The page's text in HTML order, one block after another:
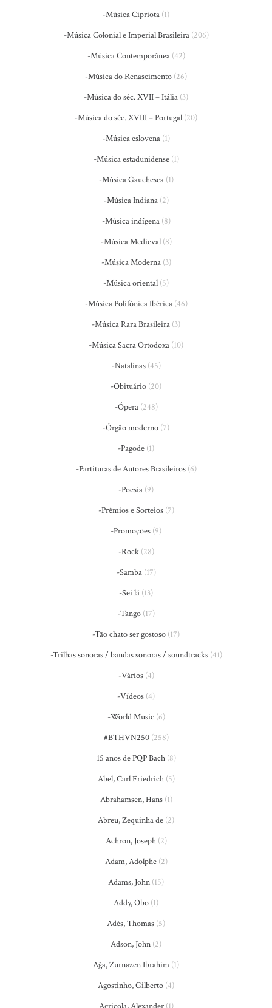
-Música Cipriota (1)
-Música Colonial e Imperial Brasileira(206)
-Música Contemporânea(42)
-Música do Renascimento (26)
-Música do séc. XVII – Itália (3)
-Música do séc. XVIII – Portugal (20)
-Música eslovena(1)
-Música estadunidense(1)
-Música Gauchesca(1)
-Música Indiana(2)
-Música indígena(8)
-Música Medieval(8)
-Música Moderna(3)
-Música oriental (5)
-Música Polifônica Ibérica(46)
-Música Rara Brasileira (3)
-Música Sacra Ortodoxa (10)
-Natalinas(45)
-Obituário (20)
-Ópera(248)
-Órgão moderno (7)
-Pagode (1)
-Partituras de Autores Brasileiros(6)
-Poesia (9)
-Prêmios e Sorteios(7)
-Promoções (9)
-Rock(28)
-Samba(17)
-Sei lá (13)
-Tango(17)
-Tão chato ser gostoso (17)
-Trilhas sonoras / bandas sonoras / soundtracks(41)
-Vários(4)
-Vídeos (4)
-World Music (6)
#BTHVN250(258)
15 anos de PQP Bach(8)
Abel, Carl Friedrich(5)
Abrahamsen, Hans(1)
Abreu, Zequinha de (2)
Achron, Joseph(2)
Adam, Adolphe(2)
Adams, John (15)
Addy, Obo (1)
Adès, Thomas (5)
Adson, John (2)
Ağa, Zurnazen Ibrahim (1)
Agostinho, Gilberto (4)